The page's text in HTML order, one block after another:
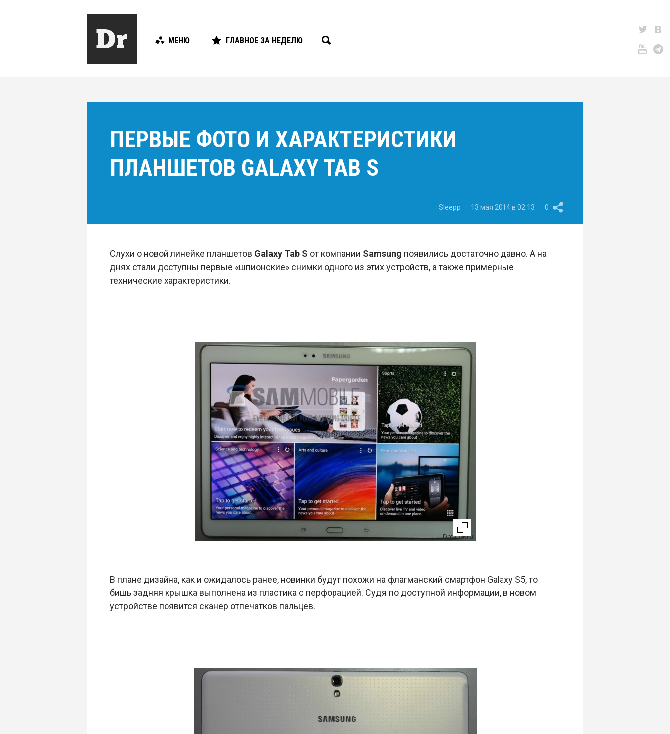
МЕНЮ ГЛАВНОЕ ЗА НЕДЕЛЮ
ПЕРВЫЕ ФОТО И ХАРАКТЕРИСТИКИ
ПЛАНШЕТОВ GALAXY TAB S
Sleepp 13 мая 2014 в 02:13 0
Слухи о новой линейке планшетов Galaxy Tab S от компании Samsung появились достаточно давно. А на
днях стали доступны первые «шпионские» снимки одного из этих устройств, а также примерные
технические характеристики.
В плане дизайна, как и ожидалось ранее, новинки будут похожи на флагманский смартфон Galaxy S5, то
бишь задняя крышка выполнена из пластика с перфорацией. Судя по доступной информации, в новом
устройстве появится сканер отпечатков пальцев.